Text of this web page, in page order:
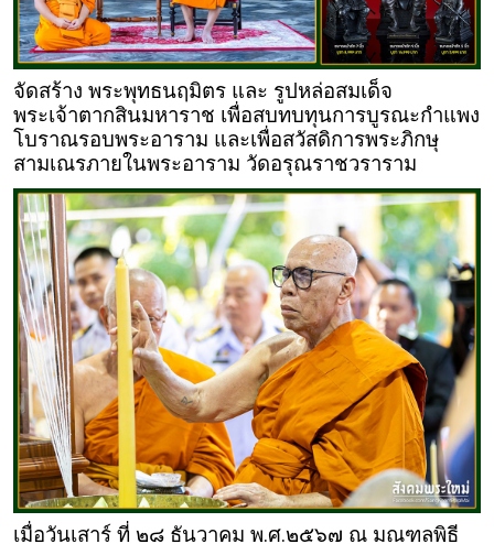
จัดสร้าง พระพุทธนฤมิตร และ รูปหล่อสมเด็จ
พระเจ้าตากสินมหาราช เพื่อสบทบทุนการบูรณะกำแพง
โบราณรอบพระอาราม และเพื่อสวัสดิการพระภิกษุ
สามเณรภายในพระอาราม วัดอรุณราชวราราม
เมื่อวันเสาร์ ที่ ๒๘ ธันวาคม พ.ศ.๒๕๖๗ ณ มณฑลพิธี